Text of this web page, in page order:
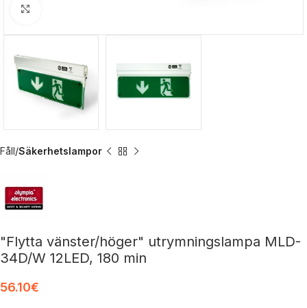
Fåll Säkerhetslampor
"Flytta vänster/höger" utrymningslampa MLD-
34D/W 12LED, 180 min
56.10€